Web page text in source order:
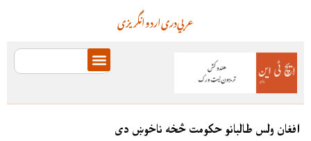
انگریزیاردودریعربي
افغان ولس طالبانو حکومت څخه ناخوښ دی